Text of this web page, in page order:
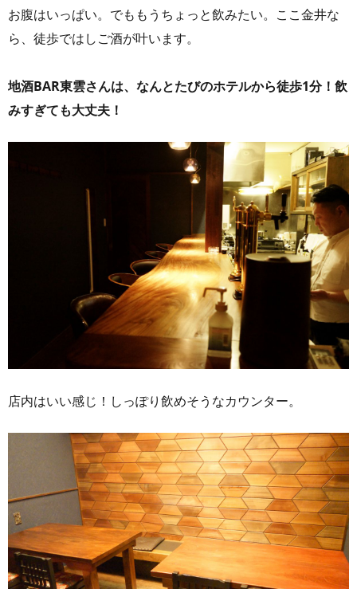
お腹はいっぱい。でももうちょっと飲みたい。ここ金井な
ら、徒歩ではしご酒が叶います。
地酒BAR東雲さんは、なんとたびのホテルから徒歩1分！飲
みすぎても大丈夫！
店内はいい感じ！しっぽり飲めそうなカウンター。